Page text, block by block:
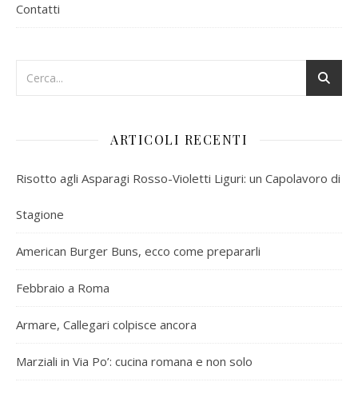
Contatti
ARTICOLI RECENTI
Risotto agli Asparagi Rosso-Violetti Liguri: un Capolavoro di
Stagione
American Burger Buns, ecco come prepararli
Febbraio a Roma
Armare, Callegari colpisce ancora
Marziali in Via Po’: cucina romana e non solo